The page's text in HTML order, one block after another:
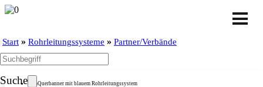
Start » Rohrleitungssysteme » Partner/Verbände
Suche